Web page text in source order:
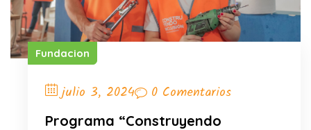
Fundacion
julio 3, 2024 0 Comentarios
Programa “Construyendo